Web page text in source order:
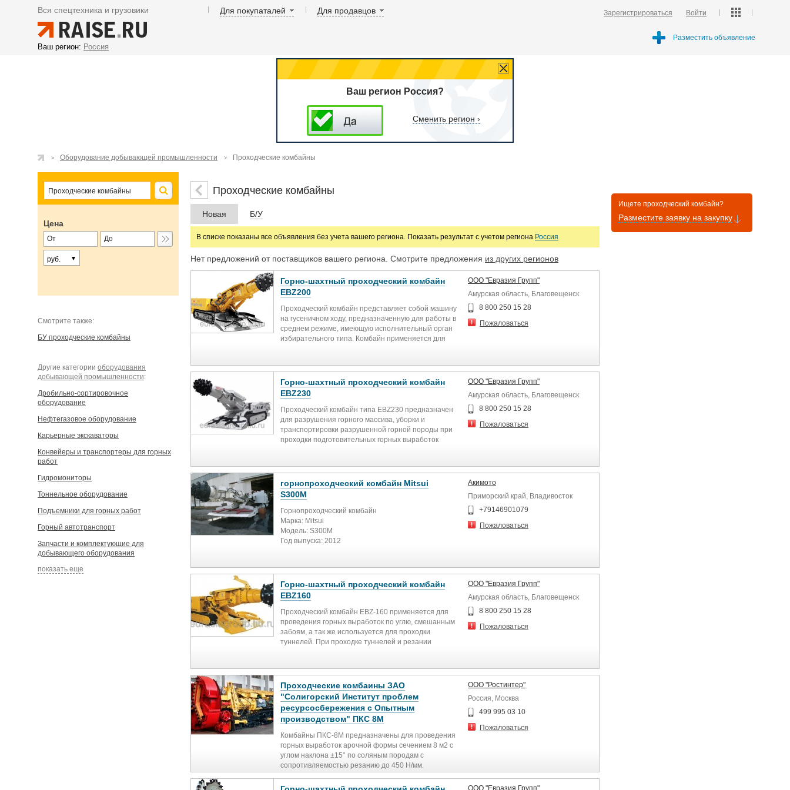
Вся спецтехника и грузовики Для покупаталей Для продавцов Зарегистрироваться Войти
Ваш регион: Россия
Разместить объявление
Ваш регион Россия?
Сменить регион ›
Оборудование добывающей промышленности Проходческие комбайны
Цена
руб.
Cмотрите также:
БУ проходческие комбайны
Другие категории оборудования
добывающей промышленности:
Дробильно-сортировочное
оборудование
Нефтегазовое оборудование
Карьерные экскаваторы
Конвейеры и транспортеры для горных
работ
Гидромониторы
Тоннельное оборудование
Подъемники для горных работ
Горный автотранспорт
Запчасти и комплектующие для
добывающего оборудования
показать еще
Проходческие комбайны
Новая Б/У
В списке показаны все объявления без учета вашего региона. Показать результат с учетом региона Россия
Нет предложений от поставщиков вашего региона. Смотрите предложения из других регионов
Горно-шахтный проходческий комбайн
EBZ200
Проходческий комбайн представляет собой машину
на гусеничном ходу, предназначенную для работы в
среднем режиме, имеющую исполнительный орган
избирательного типа. Комбайн применяется для
конструкцию для удобства транспортировки,
монтажа/демонтажа и обслуживания.
ООО "Евразия Групп"
Амурская область, Благовещенск
8 800 250 15 28
Пожаловаться
Горно-шахтный проходческий комбайн
EBZ230
Проходческий комбайн типа EBZ230 предназначен
для разрушения горного массива, уборки и
транспортировки разрушенной горной породы при
проходки подготовительных горных выработок
прочности пород при одноосном сжатии до 80 МПа в
шахтах опасных по газу и/или пыли.
ООО "Евразия Групп"
Амурская область, Благовещенск
8 800 250 15 28
Пожаловаться
горнопроходческий комбайн Mitsui
S300М
Горнопроходческий комбайн
Марка: Mitsui
Модель: S300М
Год выпуска: 2012
Общая ширина: 4.0 м.
Ширина по гусеницам: 3.1 м.
Общий вес: 95000 кг.
Макс. высота резания: 6,5 м.
Макс. Ширина резания: 7,5 м.
Мощность двигателя резца: 300 кВт.
Горизонтальное бурение.
Местонахождение КНР,
Стоимость во Владивостоке: 2 750 000$ с НДС
Срок поставки 15-30 дней с момента оплаты.
Акимото
Приморский край, Владивосток
+79146901079
Пожаловаться
Горно-шахтный проходческий комбайн
EBZ160
Проходческий комбайн EBZ-160 применяется для
проведения горных выработок по углю, смешанным
забоям, а так же используется для проходки
туннелей. При проходке туннелей и резании
пород. Компоновка проходческого комбайна
компактная, с низким уровнем центра тяжести,
удобен в управлении превосходно работает по
восстанию, уверенно разрушает крепкие породы.
Режущая часть проходческого комбайна имеет
телескопический орган, внешнее и внутреннее
орошение, используемое для подавления пыли.
Редуктор рабочего органа и электродвигатель
объединены и высоко интегрированы. Материнское
тело конвейера расположено по центру, имеет
ООО "Евразия Групп"
Амурская область, Благовещенск
8 800 250 15 28
Пожаловаться
Проходческие комбаины ЗАО
"Солигорский Институт проблем
ресурсосбережения с Опытным
производством" ПКС 8М
Комбайны ПКС-8М предназначены для проведения
горных выработок арочной формы сечением 8 м2 с
углом наклона ±15° по соляным породам с
сопротивляемостью резанию до 450 Н/мм.
капитальные, подготовительные и очистные
ООО "Ростинтер"
Россия, Москва
499 995 03 10
Пожаловаться
ООО "Евразия Групп"
Ищете проходческий комбайн?
Разместите заявку на закупку